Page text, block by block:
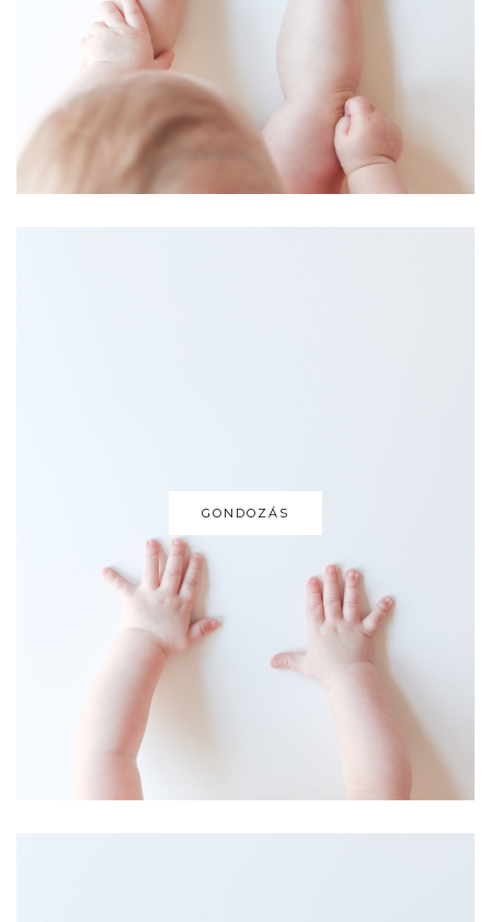
GONDOZÁS